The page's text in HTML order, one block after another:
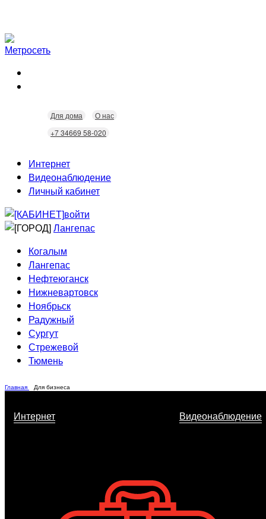
Для дома
О нас
+7 34669 58-020
Интернет
Видеонаблюдение
Личный кабинет
войти
Лангепас
Когалым
Лангепас
Нефтеюганск
Нижневартовск
Ноябрьск
Радужный
Сургут
Стрежевой
Тюмень
Главная Для бизнеса
Интернет Видеонаблюдение